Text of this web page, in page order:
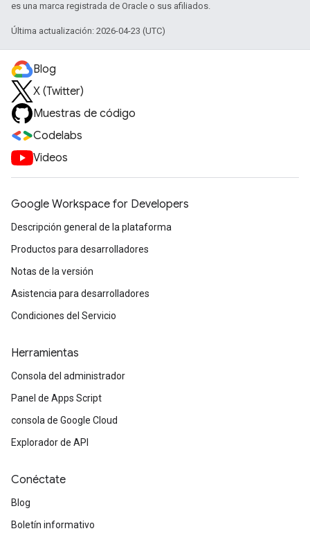
es una marca registrada de Oracle o sus afiliados.
Última actualización: 2026-04-23 (UTC)
Blog
X (Twitter)
Muestras de código
Codelabs
Videos
Google Workspace for Developers
Descripción general de la plataforma
Productos para desarrolladores
Notas de la versión
Asistencia para desarrolladores
Condiciones del Servicio
Herramientas
Consola del administrador
Panel de Apps Script
consola de Google Cloud
Explorador de API
Conéctate
Blog
Boletín informativo